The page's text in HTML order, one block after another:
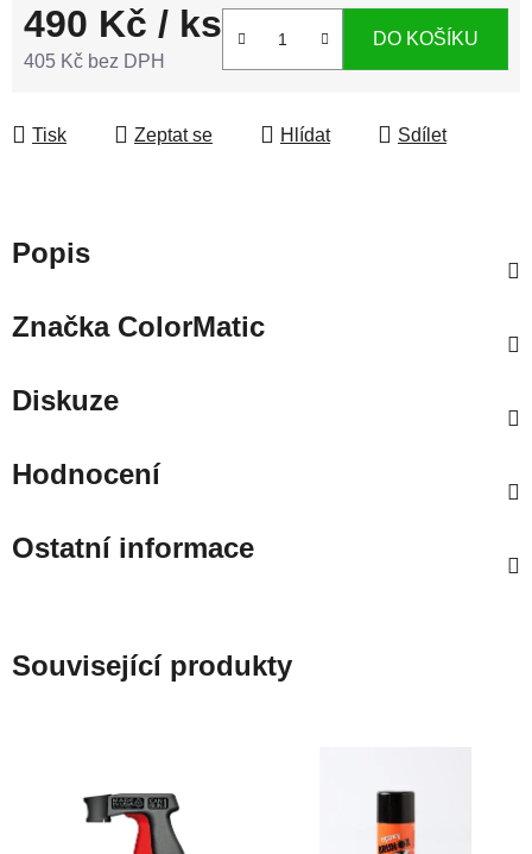
490 Kč / ks
405 Kč bez DPH
DO KOŠÍKU
Tisk Zeptat se Hlídat Sdílet
Popis
ZnačkaColorMatic
Diskuze
Hodnocení
Ostatní informace
Související produkty